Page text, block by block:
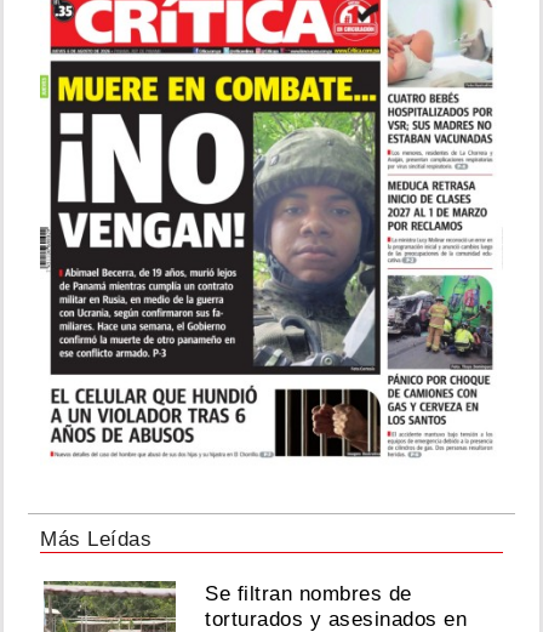
Más Leídas
Se filtran nombres de
torturados y asesinados en